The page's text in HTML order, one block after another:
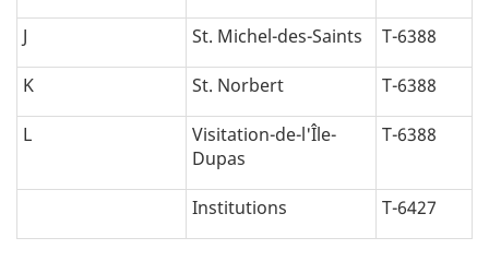
J St. Michel-des-Saints T-6388
K St. Norbert T-6388
L
Visitation-de-l'Île-
Dupas
T-6388
Institutions T-6427